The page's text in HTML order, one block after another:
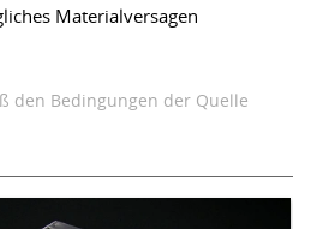
Materialversagen
den Bedingungen der Quelle